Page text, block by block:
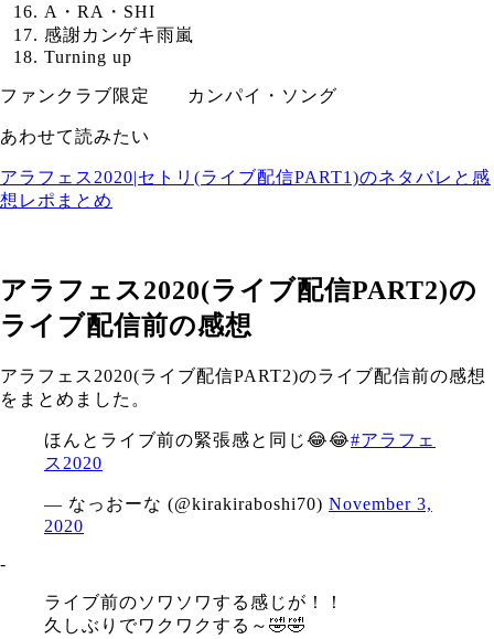
A・RA・SHI
感謝カンゲキ雨嵐
Turning up
ファンクラブ限定 カンパイ・ソング
あわせて読みたい
アラフェス2020|セトリ(ライブ配信PART1)のネタバレと感
想レポまとめ
アラフェス2020(ライブ配信PART2)の
ライブ配信前の感想
アラフェス2020(ライブ配信PART2)のライブ配信前の感想
をまとめました。
ほんとライブ前の緊張感と同じ😂😂#アラフェ
ス2020
— なっおーな (@kirakiraboshi70) November 3,
2020
‐
ライブ前のソワソワする感じが！！
久しぶりでワクワクする～🤣🤣